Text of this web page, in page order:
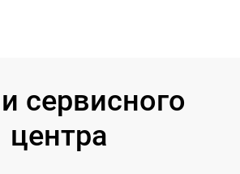
сервисного
центра